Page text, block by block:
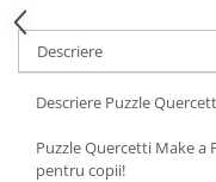
Descriere
Descriere Puzzle
Puzzle Quercetti Make a
pentru copii!